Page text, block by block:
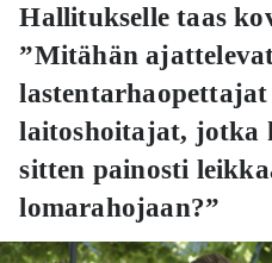
Hallitukselle taas
”Mitähän
laitoshoitajat, jotka
sitten painosti
lomarahojaan?”